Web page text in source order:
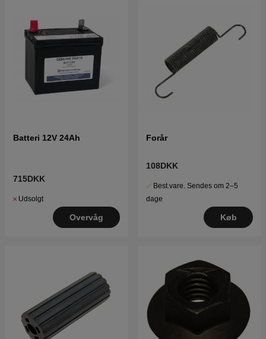
Batteri 12V 24Ah
715DKK
Udsolgt
Overvåg
Forår
108DKK
Best.vare. Sendes om 2–5
dage
Køb